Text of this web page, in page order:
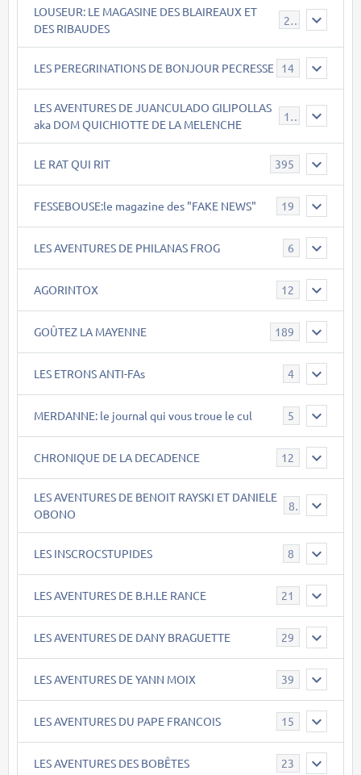
LOUSEUR: LE MAGASINE DES BLAIREAUX ET
DES RIBAUDES
21
LES PEREGRINATIONS DE BONJOUR PECRESSE 14
LES AVENTURES DE JUANCULADO GILIPOLLAS
aka DOM QUICHIOTTE DE LA MELENCHE
119
LE RAT QUI RIT 395
FESSEBOUSE:le magazine des "FAKE NEWS" 19
LES AVENTURES DE PHILANAS FROG 6
AGORINTOX 12
GOÛTEZ LA MAYENNE 189
LES ETRONS ANTI-FAs 4
MERDANNE: le journal qui vous troue le cul 5
CHRONIQUE DE LA DECADENCE 12
LES AVENTURES DE BENOIT RAYSKI ET DANIELE
OBONO
8
LES INSCROCSTUPIDES 8
LES AVENTURES DE B.H.LE RANCE 21
LES AVENTURES DE DANY BRAGUETTE 29
LES AVENTURES DE YANN MOIX 39
LES AVENTURES DU PAPE FRANCOIS 15
LES AVENTURES DES BOBÊTES 23